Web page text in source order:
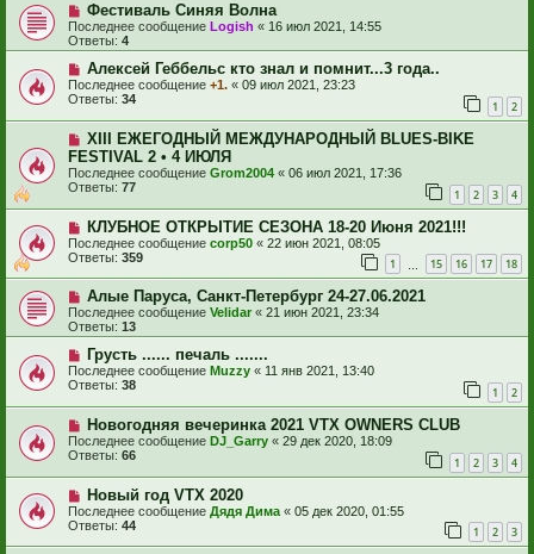
Фестиваль Синяя Волна
Последнее сообщение Logish « 16 июл 2021, 14:55
Ответы: 4
Алексей Геббельс кто знал и помнит...3 года..
Последнее сообщение +1. « 09 июл 2021, 23:23
Ответы: 34 1 2
XIII ЕЖЕГОДНЫЙ МЕЖДУНАРОДНЫЙ BLUES-BIKE
FESTIVAL 2 • 4 ИЮЛЯ
Последнее сообщение Grom2004 « 06 июл 2021, 17:36
Ответы: 77 1 2 3 4
КЛУБНОЕ ОТКРЫТИЕ СЕЗОНА 18-20 Июня 2021!!!
Последнее сообщение corp50 « 22 июн 2021, 08:05
Ответы: 359 1 15 16 17 18
Алые Паруса, Санкт-Петербург 24-27.06.2021
Последнее сообщение Velidar « 21 июн 2021, 23:34
Ответы: 13
Грусть ...... печаль .......
Последнее сообщение Muzzy « 11 янв 2021, 13:40
Ответы: 38 1 2
Новогодняя вечеринка 2021 VTX OWNERS CLUB
Последнее сообщение DJ_Garry « 29 дек 2020, 18:09
Ответы: 66 1 2 3 4
Новый год VTX 2020
Последнее сообщение Дядя Дима « 05 дек 2020, 01:55
Ответы: 44 1 2 3